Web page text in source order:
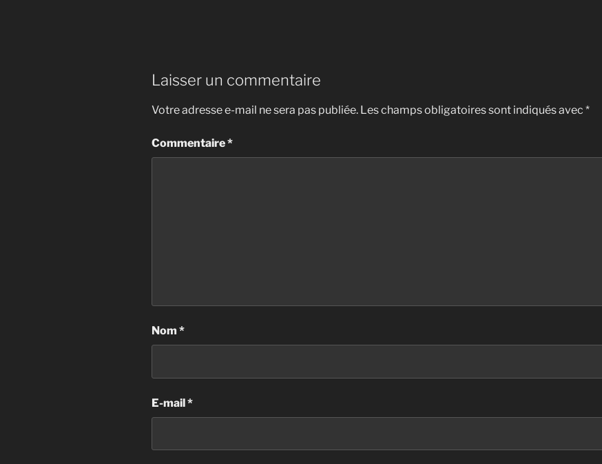
Laisser un commentaire
Votre adresse e-mail ne sera pas publiée. Les champs obligatoires sont indiqués avec *
Commentaire*
Nom *
E-mail*